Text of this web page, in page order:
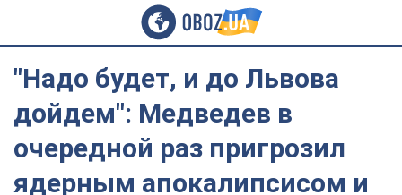
"Надо будет, и до Львова
дойдем": Медведев в
очередной раз пригрозил
ядерным апокалипсисом и